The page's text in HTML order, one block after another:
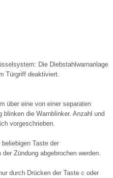
Die Diebstahlwarnanlage
Türgriff deaktiviert.
über eine von einer separaten
die Warnblinker. Anzahl und
vorgeschrieben.
Taste der
Zündung abgebrochen werden.
durch Drücken der Taste c oder